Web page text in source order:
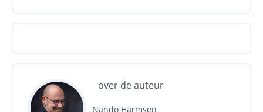
over de auteur
Nando Harmsen